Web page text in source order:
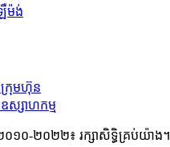
ម៉ង់
រុមហ៊ុន
ស្សាហកម្ម
០១០-២០២២៖ រក្សាសិទ្ធិគ្រប់យ៉ាង។